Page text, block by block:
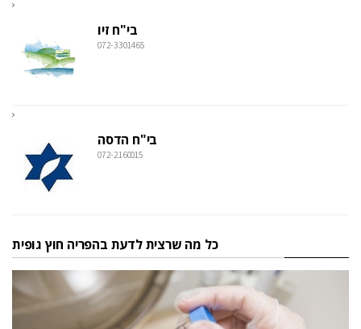
בי"ח זיו
072-3301465
בי"ח הדסה
072-2160015
כל מה שרצית לדעת בהפריה חוץ גופית